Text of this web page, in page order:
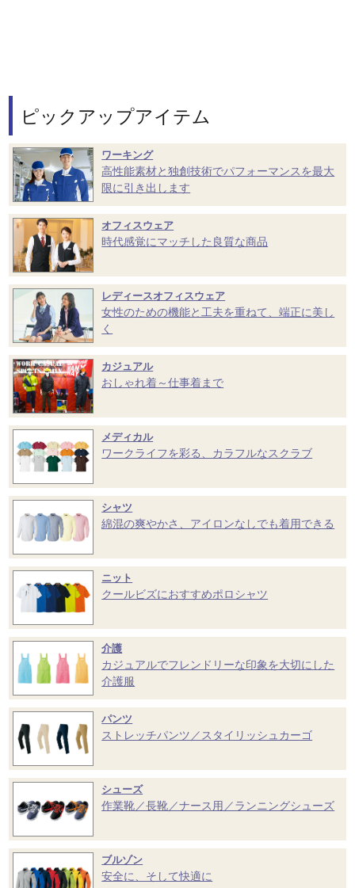
ピックアップアイテム
ワーキング
高性能素材と独創技術でパフォーマンスを最大
限に引き出します
オフィスウェア
時代感覚にマッチした良質な商品
レディースオフィスウェア
女性のための機能と工夫を重ねて、端正に美し
く
カジュアル
おしゃれ着～仕事着まで
メディカル
ワークライフを彩る、カラフルなスクラブ
シャツ
綿混の爽やかさ、アイロンなしでも着用できる
ニット
クールビズにおすすめポロシャツ
介護
カジュアルでフレンドリーな印象を大切にした
介護服
パンツ
ストレッチパンツ／スタイリッシュカーゴ
シューズ
作業靴／長靴／ナース用／ランニングシューズ
ブルゾン
安全に、そして快適に